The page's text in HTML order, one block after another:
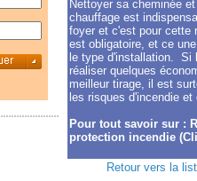
Nettoyer sa cheminée
chauffage est
foyer et c'est pour cette
est obligatoire, et ce
le type d'installation. Si
réaliser quelques
meilleur tirage, il est
les risques d'incendie
Pour tout savoir sur :
protection incendie
Retour vers la